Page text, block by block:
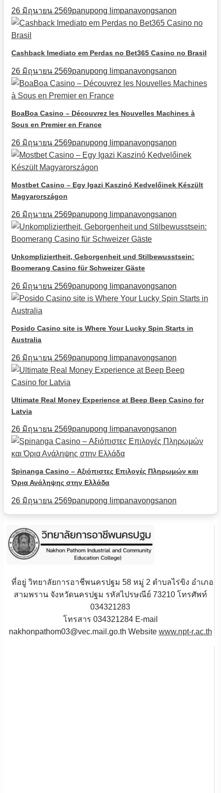
26 มิถุนายน 2569panupong limpanavongsanon
Cashback Imediato em Perdas no Bet365 Casino no Brasil
26 มิถุนายน 2569panupong limpanavongsanon
BoaBoa Casino – Découvrez les Nouvelles Machines à
Sous en Premier en France
26 มิถุนายน 2569panupong limpanavongsanon
Mostbet Casino – Egy Igazi Kaszinó Kedvelőinek Készült
Magyarországon
26 มิถุนายน 2569panupong limpanavongsanon
Unkompliziertheit, Geborgenheit und Stilbewusstsein:
Boomerang Casino für Schweizer Gäste
26 มิถุนายน 2569panupong limpanavongsanon
Posido Casino site is Where Your Lucky Spin Starts in
Australia
26 มิถุนายน 2569panupong limpanavongsanon
Ultimate Real Money Experience at Beep Beep Casino for
Latvia
26 มิถุนายน 2569panupong limpanavongsanon
Spinanga Casino – Αξιόπιστες Επιλογές Πληρωμών και
Όρια Ανάληψης στην Ελλάδα
26 มิถุนายน 2569panupong limpanavongsanon
ที่อยู่ วิทยาลัยการอาชีพนครปฐม 58 หมู่ 2 ตำบลไร่ขิง อำเภอ
สามพราน จังหวัดนครปฐม รหัสไปรษณีย์ 73210 โทรศัพท์
034321283
โทรสาร 034321284 E-mail
nakhonpathom03@vec.mail.go.th Website www.npt-r.ac.th